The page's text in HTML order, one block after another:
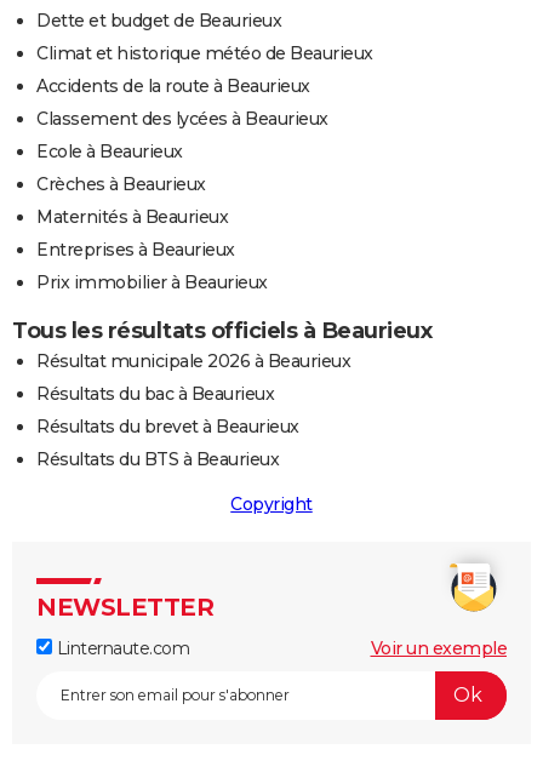
Dette et budget de Beaurieux
Climat et historique météo de Beaurieux
Accidents de la route à Beaurieux
Classement des lycées à Beaurieux
Ecole à Beaurieux
Crèches à Beaurieux
Maternités à Beaurieux
Entreprises à Beaurieux
Prix immobilier à Beaurieux
Tous les résultats officiels à Beaurieux
Résultat municipale 2026 à Beaurieux
Résultats du bac à Beaurieux
Résultats du brevet à Beaurieux
Résultats du BTS à Beaurieux
Copyright
NEWSLETTER
Linternaute.com Voir un exemple